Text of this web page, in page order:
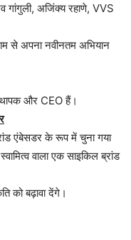
गांगुली, अजिंक्य रहाणे, VVS
से अपना नवीनतम अभियान
और CEO हैं।
एंबेसडर के रूप में चुना गया
वाला एक साइकिल ब्रांड
को बढ़ावा देंगे।